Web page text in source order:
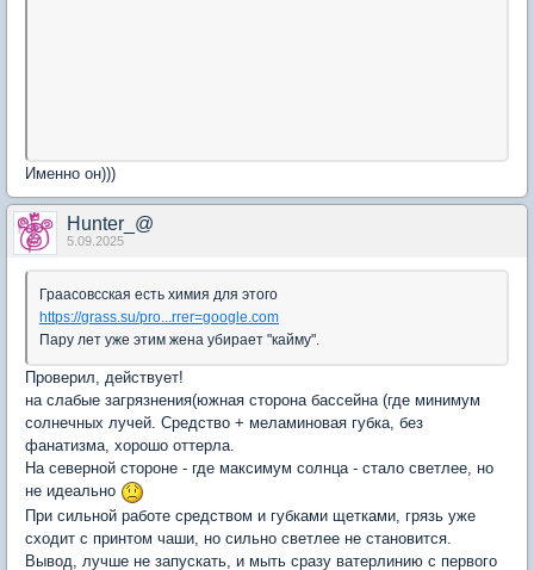
Именно он)))
Hunter_@
5.09.2025
Граасовсская есть химия для этого
https://grass.su/pro...rrer=google.com
Пару лет уже этим жена убирает "кайму".
Проверил, действует!
на слабые загрязнения(южная сторона бассейна (где минимум
солнечных лучей. Средство + меламиновая губка, без
фанатизма, хорошо оттерла.
На северной стороне - где максимум солнца - стало светлее, но
не идеально
При сильной работе средством и губками щетками, грязь уже
сходит с принтом чаши, но сильно светлее не становится.
Вывод, лучше не запускать, и мыть сразу ватерлинию с первого